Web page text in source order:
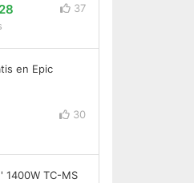
37
en Epic
30
1400W TC-MS